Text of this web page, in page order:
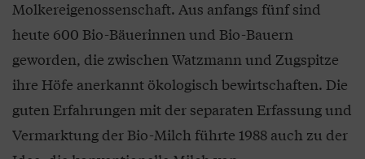
Molkereigenossenschaft. Aus anfangs fünf sind
heute 600 Bio-Bäuerinnen und Bio-Bauern
geworden, die zwischen Watzmann und Zugspitze
ihre Höfe anerkannt ökologisch bewirtschaften. Die
guten Erfahrungen mit der separaten Erfassung und
Vermarktung der Bio-Milch führte 1988 auch zu der